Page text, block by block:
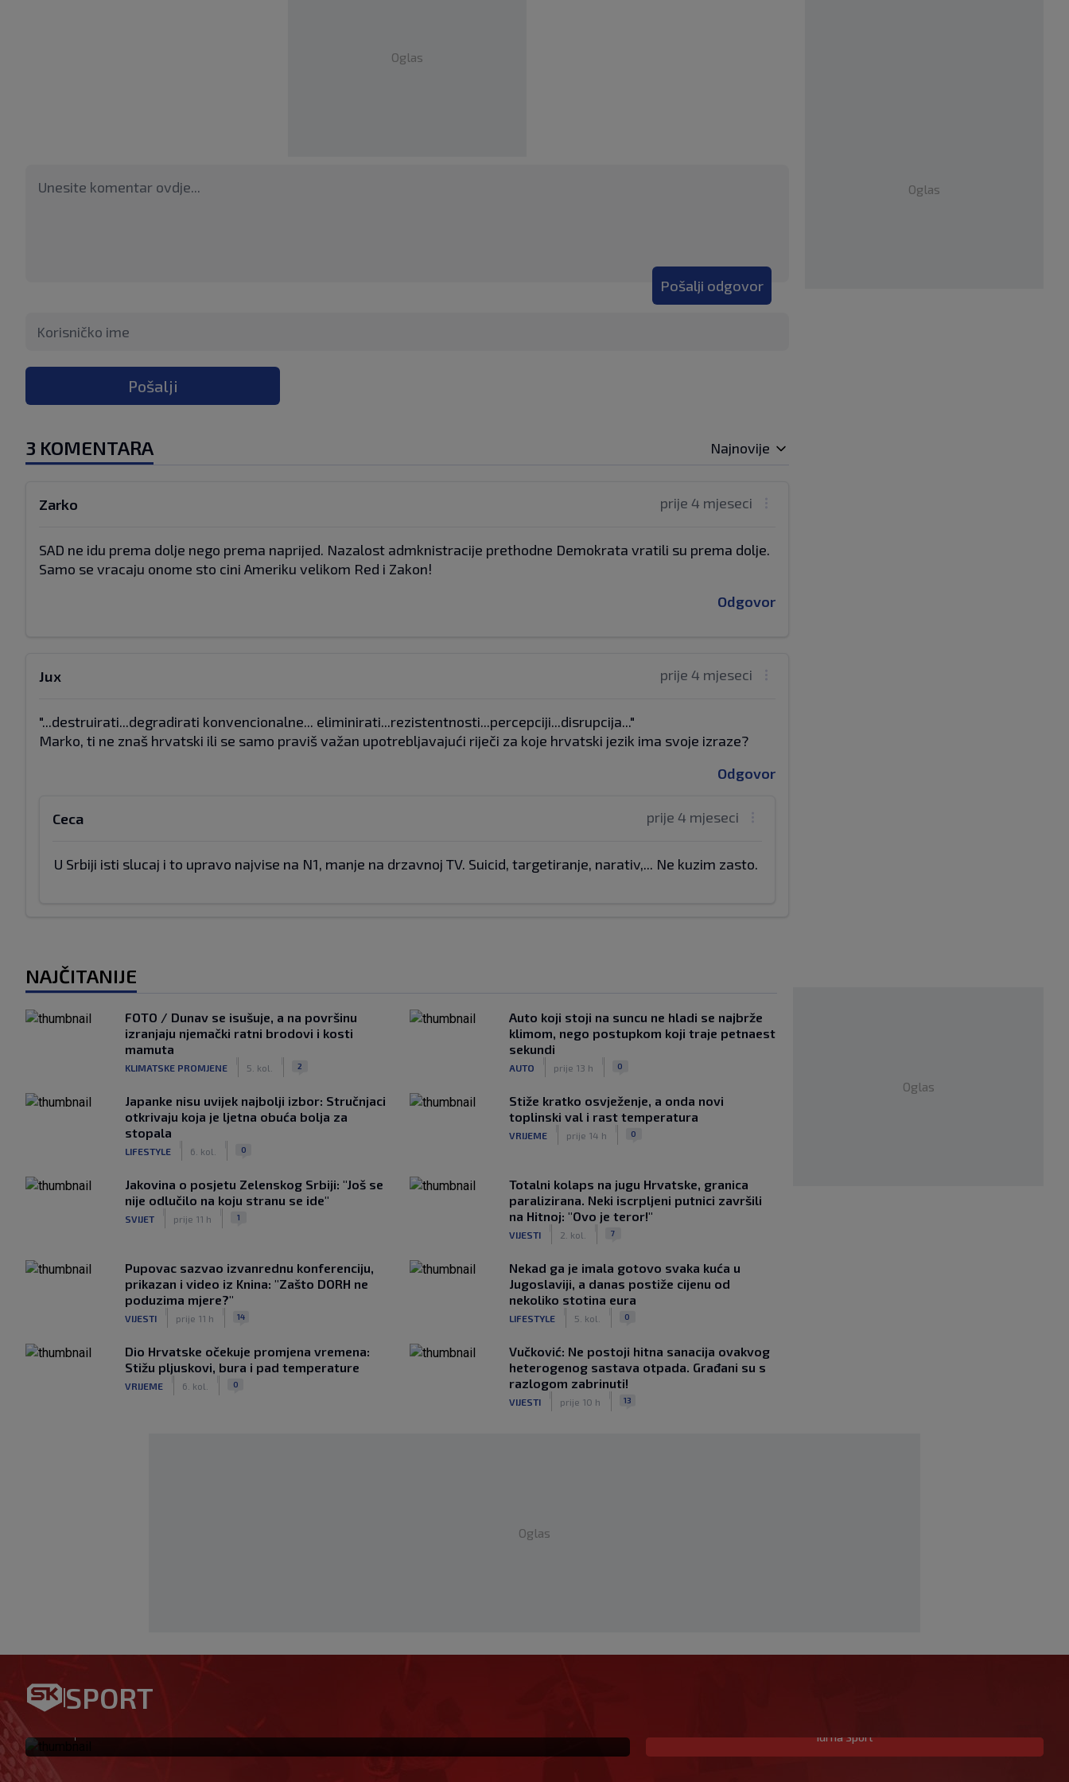
Oglas
Pošalji odgovor
Pošalji
3 KOMENTARA Najnovije
prije 4 mjeseci
Zarko
SAD ne idu prema dolje nego prema naprijed. Nazalost admknistracije prethodne Demokrata vratili su prema dolje.
Samo se vracaju onome sto cini Ameriku velikom Red i Zakon!
Odgovor
prije 4 mjeseci
Jux
"...destruirati...degradirati konvencionalne... eliminirati...rezistentnosti...percepciji...disrupcija..."
Marko, ti ne znaš hrvatski ili se samo praviš važan upotrebljavajući riječi za koje hrvatski jezik ima svoje izraze?
Odgovor
prije 4 mjeseci
Ceca
U Srbiji isti slucaj i to upravo najvise na N1, manje na drzavnoj TV. Suicid, targetiranje, narativ,... Ne kuzim zasto.
Oglas
NAJČITANIJE
FOTO / Dunav se isušuje, a na površinu
izranjaju njemački ratni brodovi i kosti
mamuta
KLIMATSKE PROMJENE 5. kol. 2
Auto koji stoji na suncu ne hladi se najbrže
klimom, nego postupkom koji traje petnaest
sekundi
AUTO prije 13 h 0
Japanke nisu uvijek najbolji izbor: Stručnjaci
otkrivaju koja je ljetna obuća bolja za
stopala
LIFESTYLE 6. kol. 0
Stiže kratko osvježenje, a onda novi
toplinski val i rast temperatura
VRIJEME prije 14 h 0
Jakovina o posjetu Zelenskog Srbiji: "Još se
nije odlučilo na koju stranu se ide"
SVIJET prije 11 h 1
Totalni kolaps na jugu Hrvatske, granica
paralizirana. Neki iscrpljeni putnici završili
na Hitnoj: "Ovo je teror!"
VIJESTI 2. kol. 7
Pupovac sazvao izvanrednu konferenciju,
prikazan i video iz Knina: "Zašto DORH ne
poduzima mjere?"
VIJESTI prije 11 h 14
Nekad ga je imala gotovo svaka kuća u
Jugoslaviji, a danas postiže cijenu od
nekoliko stotina eura
LIFESTYLE 5. kol. 0
Dio Hrvatske očekuje promjena vremena:
Stižu pljuskovi, bura i pad temperature
VRIJEME 6. kol. 0
Vučković: Ne postoji hitna sanacija ovakvog
heterogenog sastava otpada. Građani su s
razlogom zabrinuti!
VIJESTI prije 10 h 13
Oglas
Oglas
SPORT
možeš prevariti. Sam sam svoj gazda, radit ću po
svom
Dopisnik blizak Šotičeku: Šego nije
Idi na Sport